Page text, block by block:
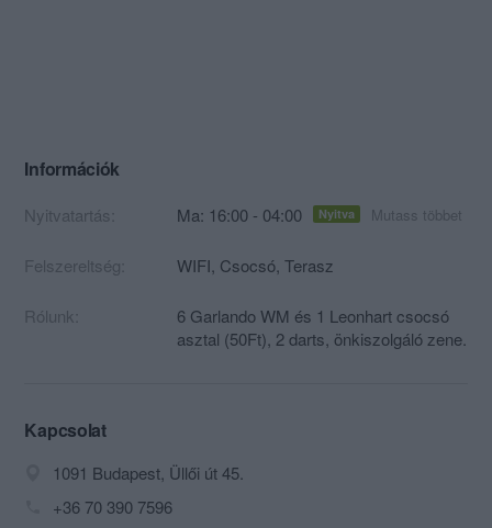
Információk
Nyitvatartás: Ma: 16:00 - 04:00 Nyitva Mutass többet
Felszereltség: WIFI, Csocsó, Terasz
Rólunk:
6 Garlando WM és 1 Leonhart csocsó
asztal (50Ft), 2 darts, önkiszolgáló zene.
Kapcsolat
1091 Budapest, Üllői út 45.
+36 70 390 7596